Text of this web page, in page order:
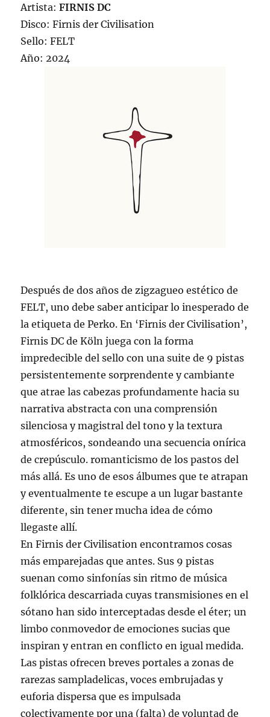
Artista:FIRNIS DC
Disco: Firnis der Civilisation
Sello: FELT
Año: 2024
Después de dos años de zigzagueo estético de
FELT, uno debe saber anticipar lo inesperado de
la etiqueta de Perko. En ‘Firnis der Civilisation’,
Firnis DC de Köln juega con la forma
impredecible del sello con una suite de 9 pistas
persistentemente sorprendente y cambiante
que atrae las cabezas profundamente hacia su
narrativa abstracta con una comprensión
silenciosa y magistral del tono y la textura
atmosféricos, sondeando una secuencia onírica
de crepúsculo. romanticismo de los pastos del
más allá. Es uno de esos álbumes que te atrapan
y eventualmente te escupe a un lugar bastante
diferente, sin tener mucha idea de cómo
llegaste allí.
En Firnis der Civilisation encontramos cosas
más emparejadas que antes. Sus 9 pistas
suenan como sinfonías sin ritmo de música
folklórica descarriada cuyas transmisiones en el
sótano han sido interceptadas desde el éter; un
limbo conmovedor de emociones sucias que
inspiran y entran en conflicto en igual medida.
Las pistas ofrecen breves portales a zonas de
rarezas sampladelicas, voces embrujadas y
euforia dispersa que es impulsada
colectivamente por una (falta) de voluntad de